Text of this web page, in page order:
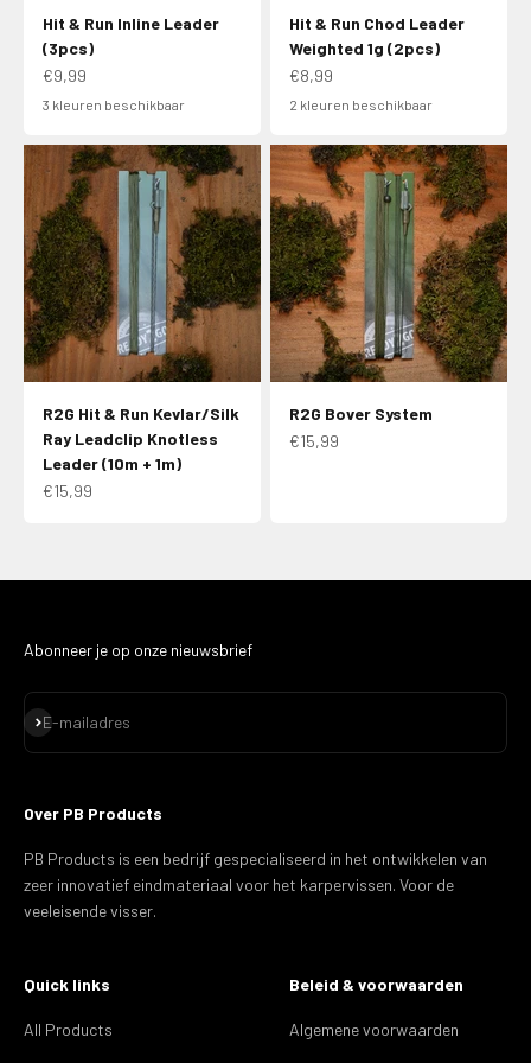
Hit & Run Inline Leader
(3pcs)
Aanbiedingsprijs
€9,99
3 kleuren beschikbaar
Hit & Run Chod Leader
Weighted 1g (2pcs)
Aanbiedingsprijs
€8,99
2 kleuren beschikbaar
R2G Hit & Run Kevlar/Silk
Ray Leadclip Knotless
Leader (10m + 1m)
Aanbiedingsprijs
€15,99
R2G Bover System
Aanbiedingsprijs
€15,99
Abonneer je op onze nieuwsbrief
E-mailadres
Abonneren
Over PB Products
PB Products is een bedrijf gespecialiseerd in het ontwikkelen van
zeer innovatief eindmateriaal voor het karpervissen. Voor de
veeleisende visser.
Quick links
All Products
Beleid & voorwaarden
Algemene voorwaarden